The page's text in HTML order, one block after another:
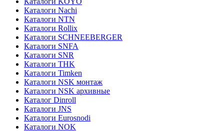
Каталоги Nachi
Каталоги NTN
Каталоги Rollix
Каталоги SCHNEEBERGER
Каталоги SNFA
Каталоги SNR
Каталоги THK
Каталоги Timken
Каталоги NSK монтаж
Каталоги NSK архивные
Каталог Dinroll
Каталоги JNS
Каталоги Eurosnodi
Каталоги NOK